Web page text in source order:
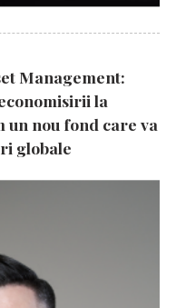
Management:
la
nou fond care va
globale